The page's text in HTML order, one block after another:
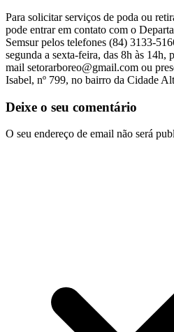
Para solicitar serviços de poda ou
pode entrar em contato com o
Semsur pelos telefones (84) 3133-
segunda a sexta-feira, das 8h às 14h,
mail setorarboreo@gmail.com ou
Isabel, nº 799, no bairro da Cidade
Deixe o seu comentário
O seu endereço de email não será